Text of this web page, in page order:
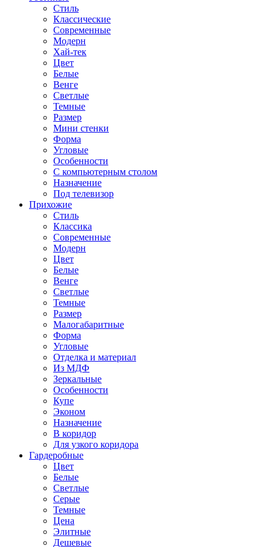
Стиль
Классические
Современные
Модерн
Хай-тек
Цвет
Белые
Венге
Светлые
Темные
Размер
Мини стенки
Форма
Угловые
Особенности
С компьютерным столом
Назначение
Под телевизор
Прихожие
Стиль
Классика
Современные
Модерн
Цвет
Белые
Венге
Светлые
Темные
Размер
Малогабаритные
Форма
Угловые
Отделка и материал
Из МДФ
Зеркальные
Особенности
Купе
Эконом
Назначение
В коридор
Для узкого коридора
Гардеробные
Цвет
Белые
Светлые
Серые
Темные
Цена
Элитные
Дешевые